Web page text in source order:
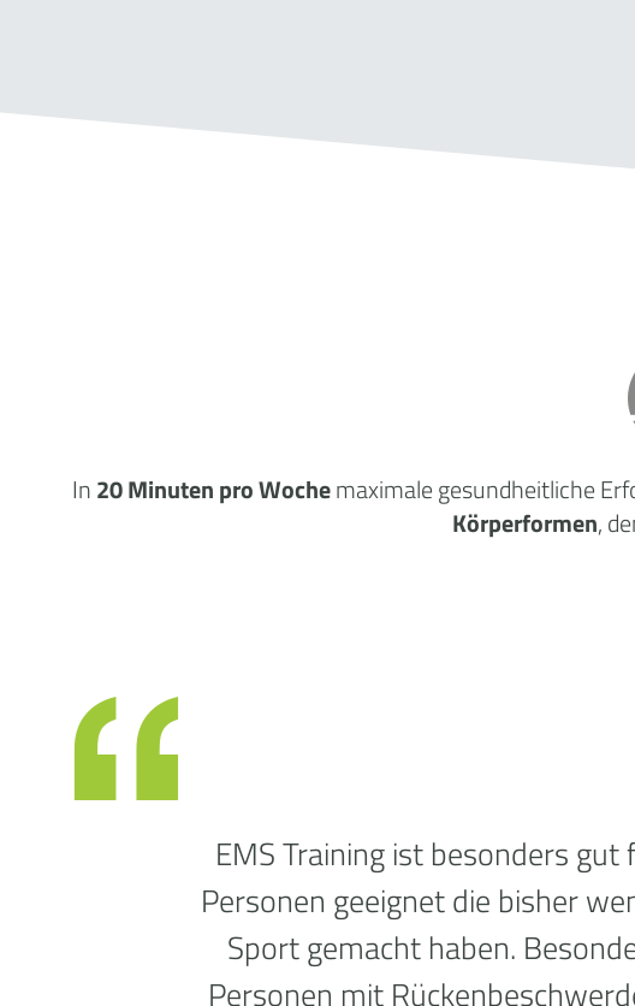
In20 Minuten pro Wochemaximalegesundheitliche
Körperformen,
EMS Training ist besonders gut
Personen geeignet die bisher
Sport gemacht haben.
Personen mit